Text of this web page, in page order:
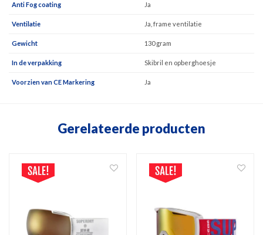
Anti Fog coating Ja
Ventilatie Ja, frame ventilatie
Gewicht 130 gram
In de verpakking Skibril en opberghoesje
Voorzien van CE Markering Ja
Gerelateerde producten